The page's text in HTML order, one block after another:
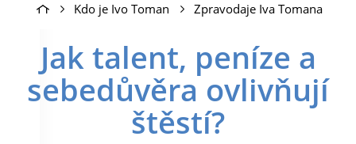
Kdo je Ivo Toman Zpravodaje Iva Tomana
Jak talent, peníze a
sebedůvěra ovlivňují
štěstí?